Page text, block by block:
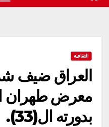
الثقافية
العراق
معرض طهران
بدورته ال(33).